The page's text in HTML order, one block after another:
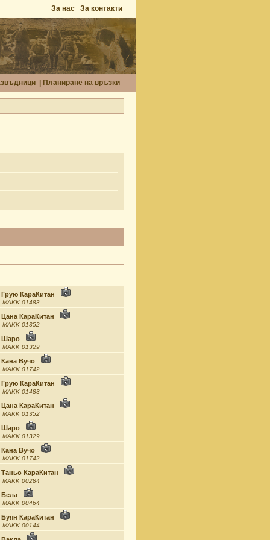
За нас За контакти
Планиране на връзки
Грую КараКитан
MAKK 01483
Цана КараКитан
MAKK 01352
Шаро
MAKK 01329
Кана Вучо
MAKK 01742
Грую КараКитан
MAKK 01483
Цана КараКитан
MAKK 01352
Шаро
MAKK 01329
Кана Вучо
MAKK 01742
Таньо КараКитан
MAKK 00284
Бела
MAKK 00464
Буян КараКитан
MAKK 00144